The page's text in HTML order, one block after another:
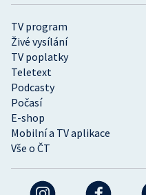
TV program
Živé vysílání
TV poplatky
Teletext
Podcasty
Počasí
E-shop
Mobilní a TV aplikace
Vše o ČT